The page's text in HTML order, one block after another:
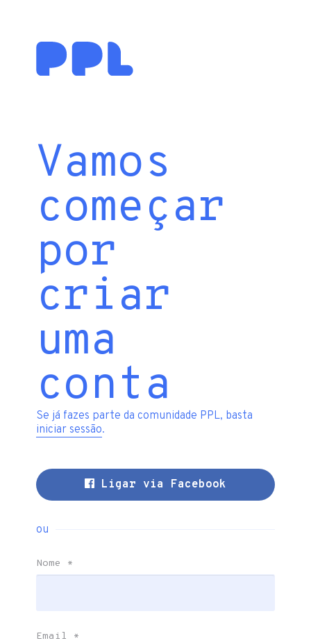
Vamos
começar
por
criar
uma
conta
Se já fazes parte da comunidade PPL, basta
iniciar sessão.
Ligar via Facebook
ou
Nome *
Email *